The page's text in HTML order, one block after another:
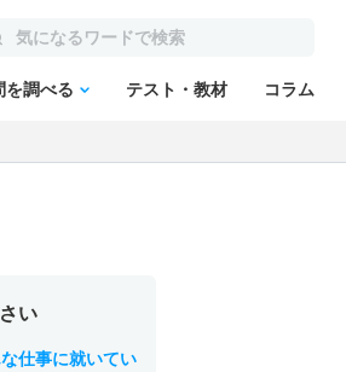
を調べる テスト・教材 コラム
い
な仕事に就いてい